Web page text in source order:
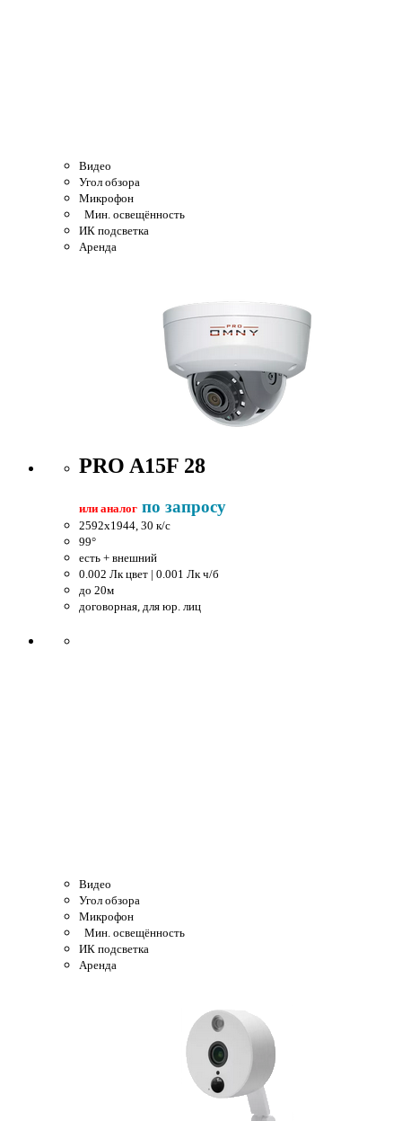
Видео
Угол обзора
Микрофон
Мин. освещённость
ИК подсветка
Аренда
PRO A15F 28
или аналог по запросу
2592x1944, 30 к/c
99°
есть + внешний
0.002 Лк цвет | 0.001 Лк ч/б
до 20м
договорная, для юр. лиц
Видео
Угол обзора
Микрофон
Мин. освещённость
ИК подсветка
Аренда